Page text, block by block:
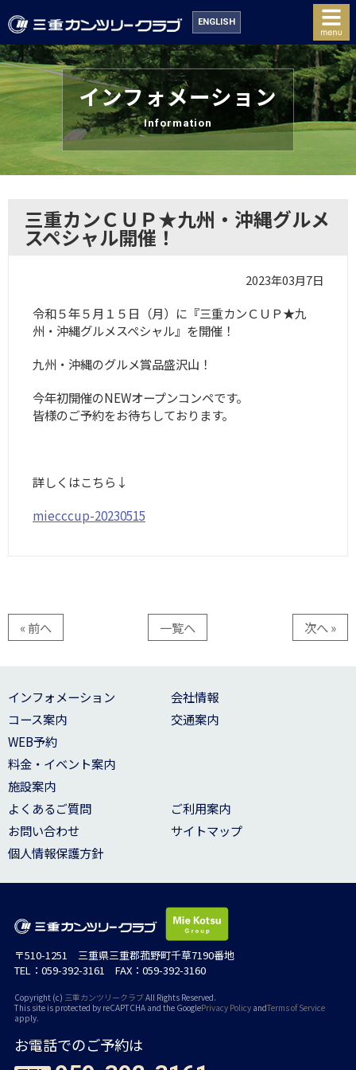
ENGLISH
インフォメーション
Information
三重カンＣＵＰ★九州・沖縄グルメ
スペシャル開催！
2023年03月7日
令和５年５月１５日（月）に『三重カンＣＵＰ★九
州・沖縄グルメスペシャル』を開催！
九州・沖縄のグルメ賞品盛沢山！
今年初開催のNEWオープンコンペです。
皆様のご予約をお待ちしております。
詳しくはこちら↓
miecccup-20230515
« 前へ 一覧へ 次へ »
インフォメーション
コース案内
WEB予約
料金・イベント案内
施設案内
会社情報
交通案内
よくあるご質問
お問い合わせ
個人情報保護方針
ご利用案内
サイトマップ
〒510-1251 三重県三重郡菰野町千草7190番地
TEL：059-392-3161 FAX：059-392-3160
Copyright (c) 三重カンツリークラブAll Rights Reserved.
This site is protected by reCAPTCHA and the GooglePrivacy Policy andTerms of Service
apply.
お電話でのご予約は